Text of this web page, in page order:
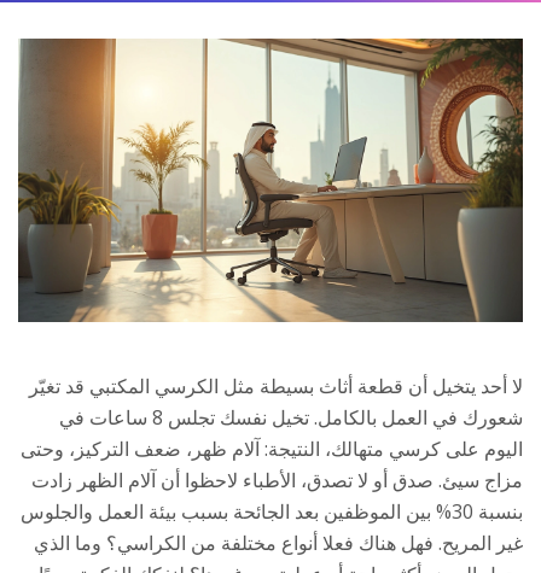
لا أحد يتخيل أن قطعة أثاث بسيطة مثل الكرسي المكتبي قد تغيّر
شعورك في العمل بالكامل. تخيل نفسك تجلس 8 ساعات في
اليوم على كرسي متهالك، النتيجة: آلام ظهر، ضعف التركيز، وحتى
مزاج سيئ. صدق أو لا تصدق، الأطباء لاحظوا أن آلام الظهر زادت
بنسبة 30% بين الموظفين بعد الجائحة بسبب بيئة العمل والجلوس
غير المريح. فهل هناك فعلا أنواع مختلفة من الكراسي؟ وما الذي